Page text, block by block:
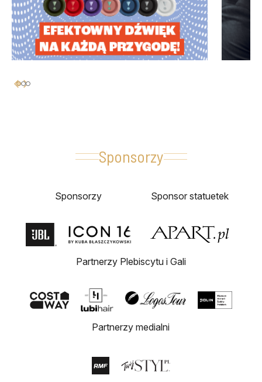
Sponsorzy
Sponsorzy Sponsor statuetek
Partnerzy Plebiscytu i Gali
Partnerzy medialni